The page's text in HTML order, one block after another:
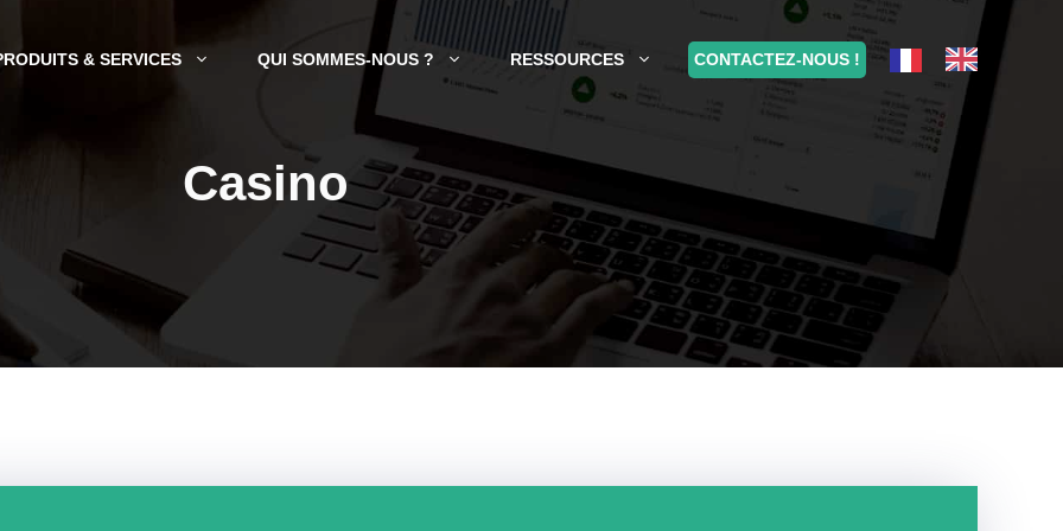
& SERVICES QUI SOMMES-NOUS ? RESSOURCES CONTACTEZ-NOUS !
Casino